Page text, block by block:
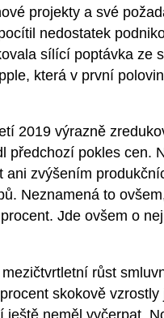
projekty a své
nedostatek
sílící poptávka ze
která v první
2019 výrazně
předchozí pokles cen.
zvýšením
Neznamená to
Jde ovšem o
růst
skokově
neměl vyčerpat.